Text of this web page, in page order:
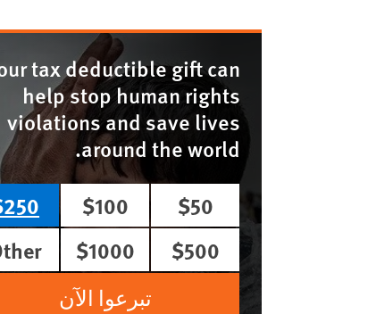
tax deductible gift can
help stop human rights
violations and save lives
around the world.
$50
$100
$500
$1000
تبرعوا الآن